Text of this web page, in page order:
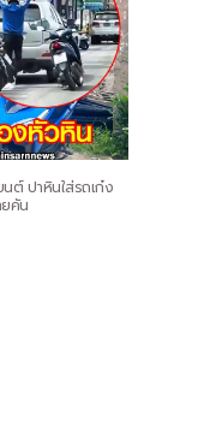
ต์ ปาหินใส่รถเก๋ง
คัน